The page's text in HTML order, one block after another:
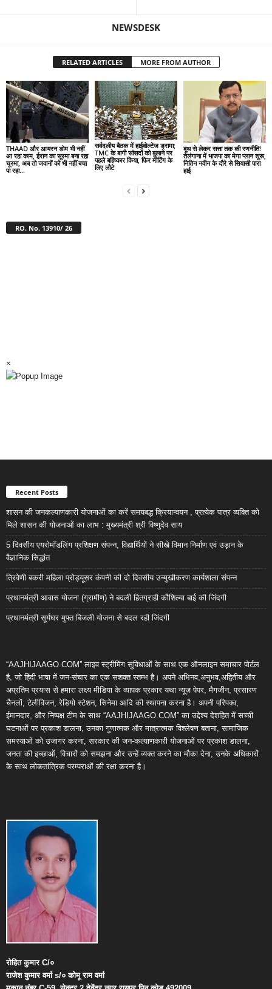
NEWSDESK
RELATED ARTICLES MORE FROM AUTHOR
THAAD और आयरन डोम भी नहीं
आ रहा काम, ईरान का सूरमा बना रहा
चूरमा, अब तो जवानों को भी नहीं बचा
पा रहा...
सर्वदलीय बैठक में हाईवोल्टेज ड्रामा;
TMC के बागी सांसदों को बुलाने पर
पहले बहिष्कार किया, फिर मीटिंग के
लिए लौटे
बूथ से लेकर सत्ता तक की रणनीति!
तेलंगाना में भाजपा का मेगा प्लान शुरू,
नितिन नवीन के दौरे से सियासी पारा
हाई
RO. No. 13910/ 26
×
Recent Posts
शासन की जनकल्याणकारी योजनाओं का करें समयबद्ध क्रियान्वयन , प्रत्येक पात्र व्यक्ति को
मिले शासन की योजनाओं का लाभ : मुख्यमंत्री श्री विष्णुदेव साय
5 दिवसीय एयरोमॉडलिंग प्रशिक्षण संपन्न, विद्यार्थियों ने सीखे विमान निर्माण एवं उड़ान के
वैज्ञानिक सिद्धांत
त्रिवेणी बकरी महिला प्रोड्यूसर कंपनी की दो दिवसीय उन्मुखीकरण कार्यशाला संपन्न
प्रधानमंत्री आवास योजना (ग्रामीण) ने बदली हितग्राही कौशिल्या बाई की जिंदगी
प्रधानमंत्री सूर्यघर मुफ्त बिजली योजना से बदल रही जिंदगी
“AAJHIJAAGO.COM” लाइव स्ट्रीमिंग सुविधाओं के साथ एक ऑनलाइन समाचार पोर्टल
है, जो हिंदी भाषा में जन-संचार का एक सशक्त स्तम्भ है। अपने अभिनव,अनुभव,अद्वितीय और
अप्रतिम प्रयास से हमारा लक्ष्य मीडिया के व्यापक प्रकार यथा न्यूज़ पेपर, मैगजीन, प्रसारण
चैनलों, टेलीविजन, रेडियो स्टेशन, सिनेमा आदि की स्थापना करना है। अपनी परिपक्व,
ईमानदार, और निष्पक्ष टीम के साथ “AAJHIJAAGO.COM” का उद्देश्य देशहित में सच्ची
घटनाओं पर प्रकाश डालना, उनका गुणात्मक और मात्रात्मक विश्लेषण बताना, सामाजिक
समस्याओं को उजागर करना, सरकार की जन-कल्याणकारी योजनाओं पर प्रकाश डालना,
जनता की इच्छाओं, विचारों को समझना और उन्हें व्यक्त करने का मौका देना, उनके अधिकारों
के साथ लोकतांत्रिक परम्पराओं की रक्षा करना है।
रोहित कुमारC/०
राजेश कुमार वर्माs/० कोमू राम वर्मा